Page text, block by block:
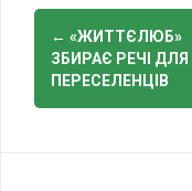
Post
navigation
← «ЖИТТЄЛЮБ»
ЗБИРАЄ РЕЧІ ДЛЯ
ПЕРЕСЕЛЕНЦІВ